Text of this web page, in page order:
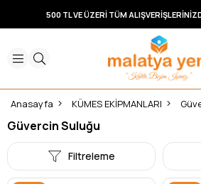
500 TL VE ÜZERİ TÜM
Anasayfa KÜMES EKİPMANLARI
Güvercin Suluğu
Filtreleme